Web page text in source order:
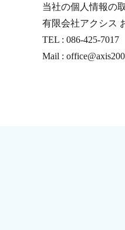
当社の個人情報の
有限会社アクシス
TEL : 086-425-7017
Mail :